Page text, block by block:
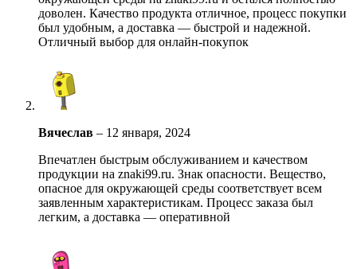
доволен. Качество продукта отличное, процесс покупки
был удобным, а доставка — быстрой и надежной.
Отличный выбор для онлайн-покупок
Вячеслав – 12 января, 2024
Впечатлен быстрым обслуживанием и качеством
продукции на znaki99.ru. Знак опасности. Вещество,
опасное для окружающей среды соответствует всем
заявленным характеристикам. Процесс заказа был
легким, а доставка — оперативной